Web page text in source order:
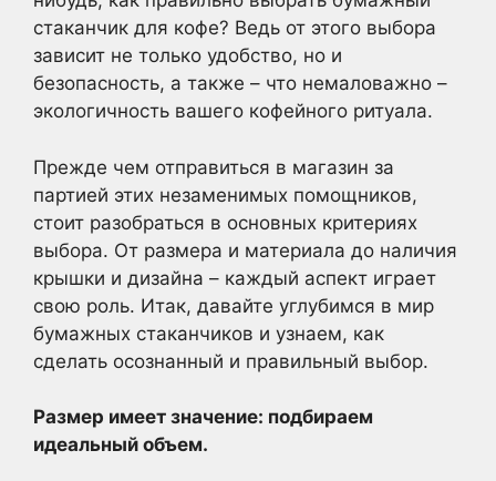
стаканчик для кофе? Ведь от этого выбора
зависит не только удобство, но и
безопасность, а также – что немаловажно –
экологичность вашего кофейного ритуала.
Прежде чем отправиться в магазин за
партией этих незаменимых помощников,
стоит разобраться в основных критериях
выбора. От размера и материала до наличия
крышки и дизайна – каждый аспект играет
свою роль. Итак, давайте углубимся в мир
бумажных стаканчиков и узнаем, как
сделать осознанный и правильный выбор.
Размер имеет значение: подбираем
идеальный объем.